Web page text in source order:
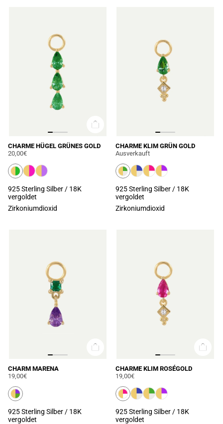
CHARME HÜGEL GRÜNES GOLD
20,00€
925 Sterling Silber / 18K
vergoldet
Zirkoniumdioxid
CHARME KLIM GRÜN GOLD
Ausverkauft
925 Sterling Silber / 18K
vergoldet
Zirkoniumdioxid
CHARM MARENA
19,00€
925 Sterling Silber / 18K
vergoldet
CHARME KLIM ROSÉGOLD
19,00€
925 Sterling Silber / 18K
vergoldet